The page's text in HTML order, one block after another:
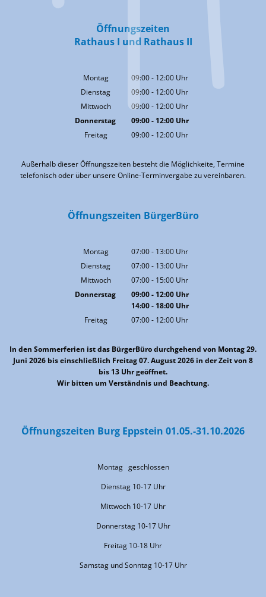
Öffnungszeiten
Rathaus I und Rathaus II
Montag 09:00- 12:00 Uhr
Von 09:00 bis 12:00 Uhr
Dienstag 09:00- 12:00 Uhr
Von 09:00 bis 12:00 Uhr
Mittwoch 09:00- 12:00 Uhr
Von 09:00 bis 12:00 Uhr
Donnerstag 09:00- 12:00Uhr
Von 09:00 bis 12:00 Uhr
Freitag 09:00- 12:00 Uhr
Außerhalb dieser Öffnungszeiten besteht die Möglichkeite, Termine
telefonisch oder über unsere Online-Terminvergabe zu vereinbaren.
Öffnungszeiten BürgerBüro
Montag 07:00- 13:00 Uhr
Von 07:00 bis 13:00 Uhr
Dienstag 07:00- 13:00 Uhr
Von 07:00 bis 13:00 Uhr
Mittwoch 07:00- 15:00 Uhr
Von 07:00 bis 15:00 Uhr
Donnerstag 09:00- 12:00Uhr
Von 09:00 bis 12:00 Uhr
14:00- 18:00Uhr
Von 14:00 bis 18:00 Uhr
Freitag 07:00- 12:00 Uhr
In den Sommerferien ist das BürgerBüro durchgehend von Montag 29.
Juni 2026 bis einschließlich Freitag 07. August 2026 in der Zeit von 8
bis 13 Uhr geöffnet.
Wir bitten um Verständnis und Beachtung.
Öffnungszeiten Burg Eppstein 01.05.-31.10.2026
Montag geschlossen
Dienstag 10-17 Uhr
Mittwoch 10-17 Uhr
Donnerstag 10-17 Uhr
Freitag 10-18 Uhr
Samstag und Sonntag 10-17 Uhr